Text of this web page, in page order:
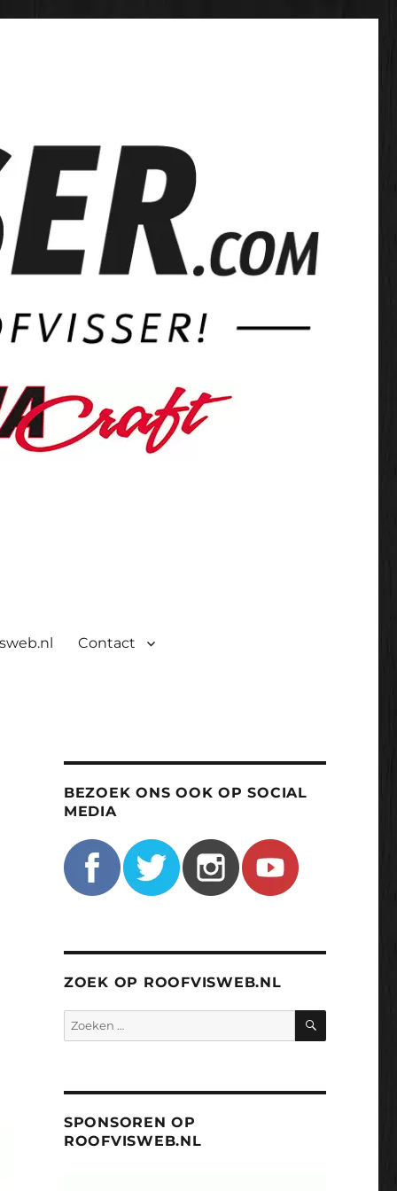
Contact
BEZOEK ONS OOK OP SOCIAL
MEDIA
ZOEK OP ROOFVISWEB.NL
Zoeken
naar:
ZOEKEN
SPONSOREN OP
ROOFVISWEB.NL